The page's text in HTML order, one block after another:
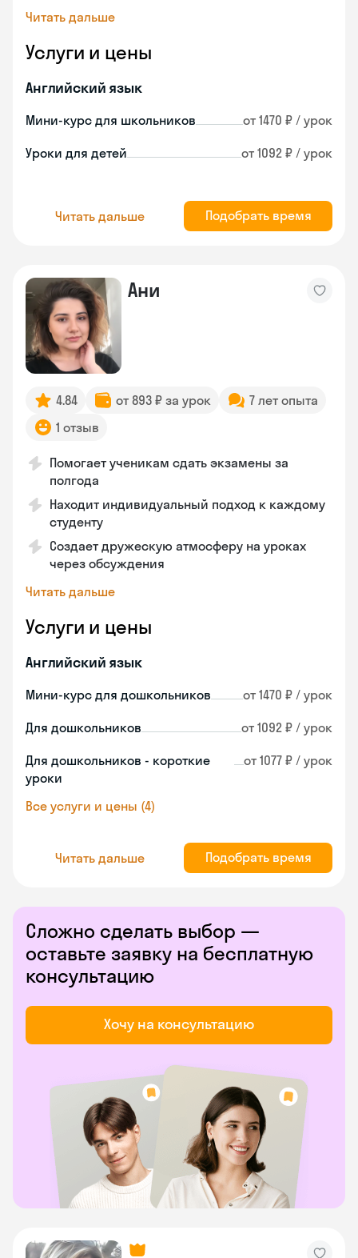
Читать дальше
Услуги и цены
Английский язык
Мини-курс для школьников от 1470 ₽ / урок
Уроки для детей от 1092 ₽ / урок
Читать дальше Подобрать время
Ани
4.84 от 893 ₽ за урок
7 лет опыта
1 отзыв
Помогает ученикам сдать экзамены за
полгода
Находит индивидуальный подход к каждому
студенту
Создает дружескую атмосферу на уроках
через обсуждения
Читать дальше
Услуги и цены
Английский язык
Мини-курс для дошкольников от 1470 ₽ / урок
Для дошкольников от 1092 ₽ / урок
Для дошкольников - короткие
уроки
от 1077 ₽ / урок
Все услуги и цены (4)
Читать дальше Подобрать время
Сложно сделать выбор —
оставьте заявку на бесплатную
консультацию
Хочу на консультацию